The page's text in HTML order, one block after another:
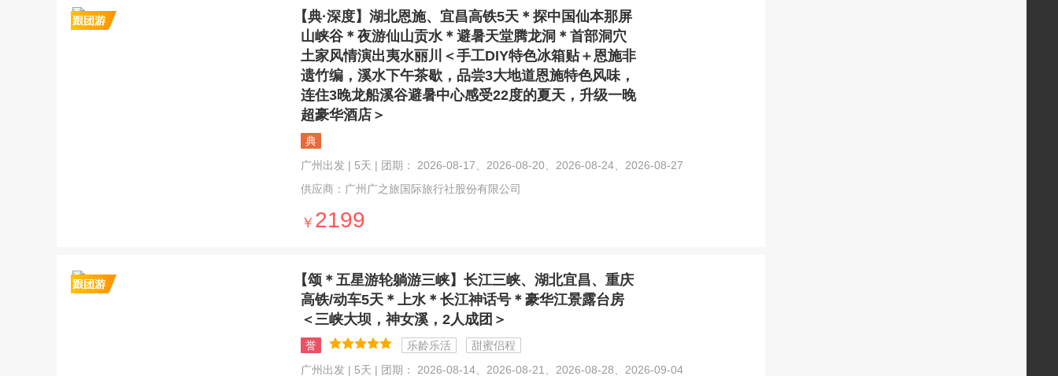
【典·深度】湖北恩施、宜昌高铁5天＊探中国仙本那屏
山峡谷＊夜游仙山贡水＊避暑天堂腾龙洞＊首部洞穴
土家风情演出夷水丽川＜手工DIY特色冰箱贴＋恩施非
遗竹编，溪水下午茶歇，品尝3大地道恩施特色风味，
连住3晚龙船溪谷避暑中心感受22度的夏天，升级一晚
超豪华酒店＞
典
广州出发 | 5天 | 团期： 2026-08-17、2026-08-20、2026-08-24、2026-08-27
供应商：广州广之旅国际旅行社股份有限公司
￥ 2199
【颂＊五星游轮躺游三峡】长江三峡、湖北宜昌、重庆
高铁/动车5天＊上水＊长江神话号＊豪华江景露台房
＜三峡大坝，神女溪，2人成团＞
誉 乐龄乐活
甜蜜侣程
广州出发 | 5天 | 团期： 2026-08-14、2026-08-21、2026-08-28、2026-09-04